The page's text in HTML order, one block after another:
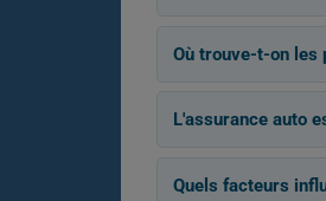
Où trouve-t-on les
L'assurance auto
Quels facteurs